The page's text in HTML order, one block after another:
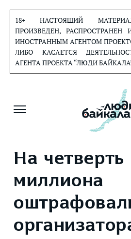
содержанию
18+ НАСТОЯЩИЙ
ПРОИЗВЕДЕН,
ИНОСТРАННЫМ АГЕНТОМ
ЛИБО КАСАЕТСЯ
АГЕНТА ПРОЕКТА “ЛЮДИ
На четверть
миллиона